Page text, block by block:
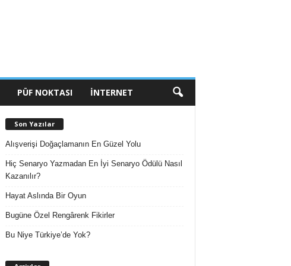
PÜF NOKTASI İNTERNET
Son Yazılar
Alışverişi Doğaçlamanın En Güzel Yolu
Hiç Senaryo Yazmadan En İyi Senaryo Ödülü Nasıl
Kazanılır?
Hayat Aslında Bir Oyun
Bugüne Özel Rengârenk Fikirler
Bu Niye Türkiye’de Yok?